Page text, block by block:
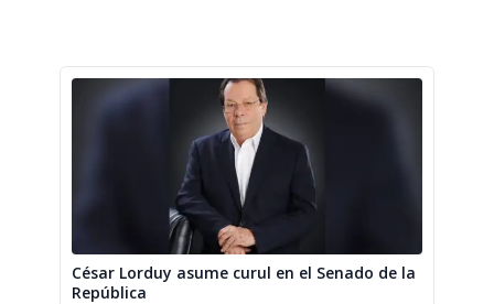
César Lorduy asume curul en el Senado de la
República